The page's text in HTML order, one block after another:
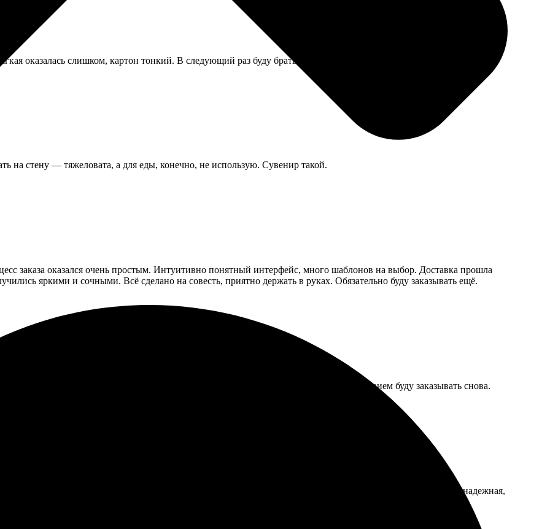
оказалась слишком, картон тонкий. В следующий раз буду брать твёрдый переплёт.
на стену — тяжеловата, а для еды, конечно, не использую. Сувенир такой.
заказа оказался очень простым. Интуитивно понятный интерфейс, много шаблонов на выбор. Доставка прошла
яркими и сочными. Всё сделано на совесть, приятно держать в руках. Обязательно буду заказывать ещё.
сайт удобный. Заказ пришел оперативно, качество впечатлило! Теперь с удовольствием буду заказывать снова.
Все сделано качественно и быстро, без проблем. Дизайн на сайте удобный, легко все собрать. Упаковка надежная,
Определенно рекомендую!